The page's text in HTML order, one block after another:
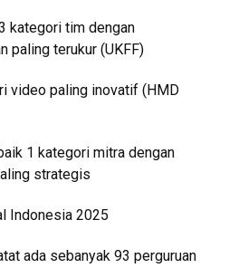
kategori tim dengan
paling terukur (UKFF)
video paling inovatif (HMD
1 kategori mitra dengan
strategis
Indonesia 2025
ada sebanyak 93 perguruan